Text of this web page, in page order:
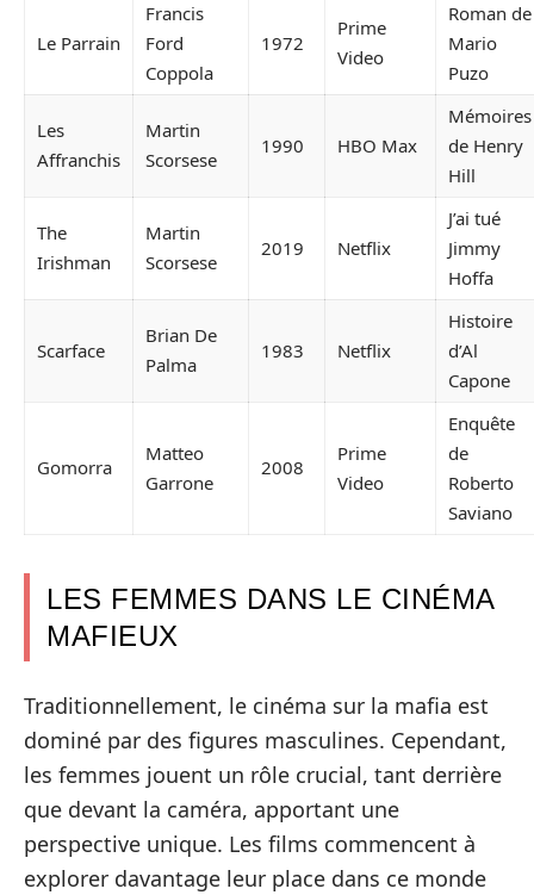
Le Parrain
Francis
Ford
Coppola
1972
Prime
Video
Roman de
Mario
Puzo
Les
Affranchis
Martin
Scorsese
1990 HBO Max
Mémoires
de Henry
Hill
The
Irishman
Martin
Scorsese
2019 Netflix
J’ai tué
Jimmy
Hoffa
Scarface
Brian De
Palma
1983 Netflix
Histoire
d’Al
Capone
Gomorra
Matteo
Garrone
2008
Prime
Video
Enquête
de
Roberto
Saviano
LES FEMMES DANS LE CINÉMA
MAFIEUX
Traditionnellement, le cinéma sur la mafia est
dominé par des figures masculines. Cependant,
les femmes jouent un rôle crucial, tant derrière
que devant la caméra, apportant une
perspective unique. Les films commencent à
explorer davantage leur place dans ce monde